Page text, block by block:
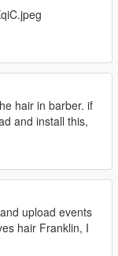
hair in barber. if
and install this,
upload events
hair Franklin, I